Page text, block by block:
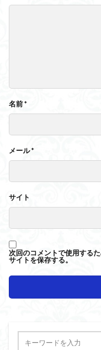
名前*
メール*
サイト
次回のコメントで使用する
サイトを保存する。